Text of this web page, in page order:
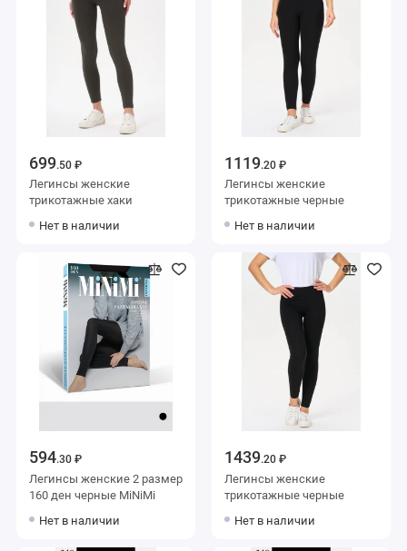
699.50 ₽
Легинсы женские
трикотажные хаки
Нет в наличии
1119.20 ₽
Легинсы женские
трикотажные черные
Нет в наличии
594.30 ₽
Легинсы женские 2 размер
160 ден черные MiNiMi
Нет в наличии
1439.20 ₽
Легинсы женские
трикотажные черные
Нет в наличии